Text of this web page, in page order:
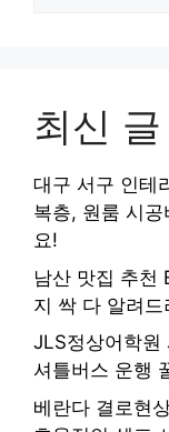
최신 글
대구 서구 인테
복층, 원룸 시
요!
남산 맛집 추천
지 싹 다 알려드
JLS정상어학원
셔틀버스 운행
베란다 결로현